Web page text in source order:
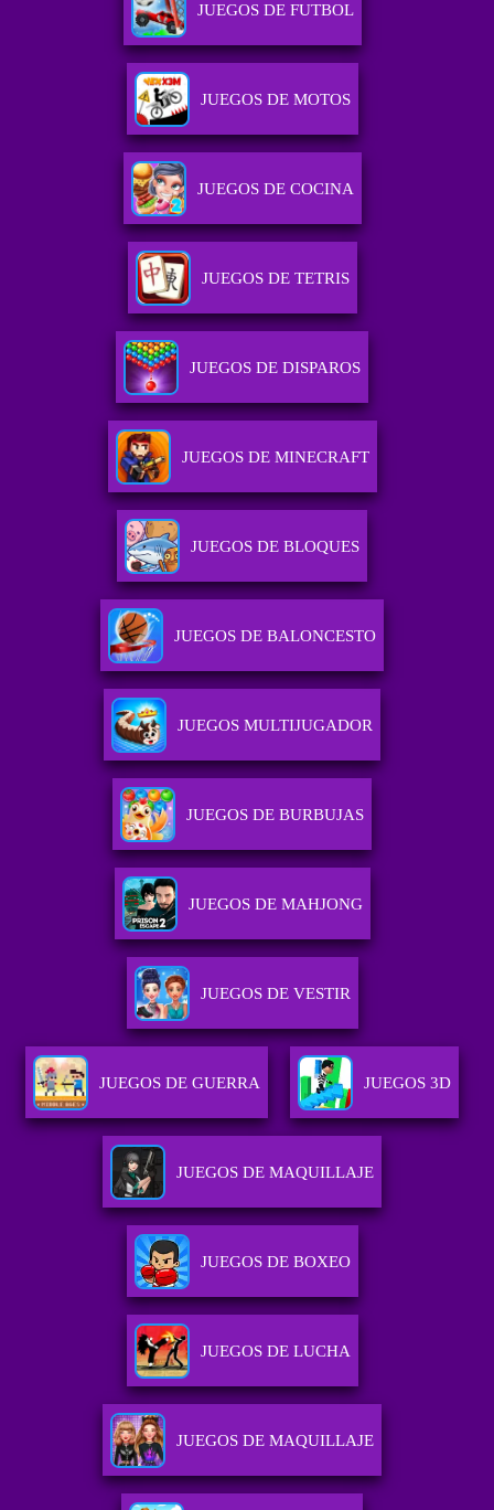
JUEGOS DE FUTBOL
JUEGOS DE MOTOS
JUEGOS DE COCINA
JUEGOS DE TETRIS
JUEGOS DE DISPAROS
JUEGOS DE MINECRAFT
JUEGOS DE BLOQUES
JUEGOS DE BALONCESTO
JUEGOS MULTIJUGADOR
JUEGOS DE BURBUJAS
JUEGOS DE MAHJONG
JUEGOS DE VESTIR
JUEGOS DE GUERRA JUEGOS 3D
JUEGOS DE MAQUILLAJE
JUEGOS DE BOXEO
JUEGOS DE LUCHA
JUEGOS DE MAQUILLAJE